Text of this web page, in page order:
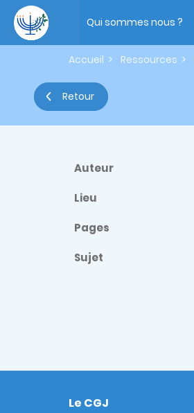
contenu
principal
navigation
Qui sommes nous ?
Accueil Ressources
Retour
Auteur
Lieu
Pages
Sujet
Footer
Le CGJ